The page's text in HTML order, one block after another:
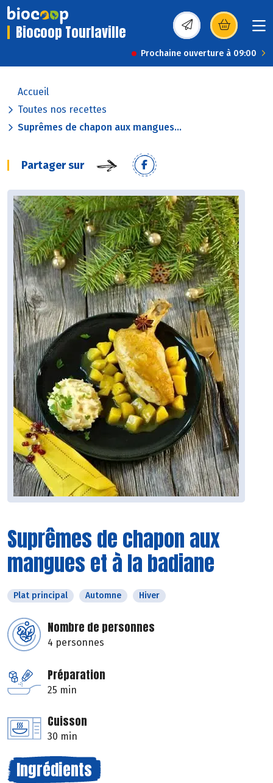
Biocoop Tourlaville (s’ouvre dans une
Prochaine ouverture à 09:00
Accueil
Toutes nos recettes
Suprêmes de chapon aux mangues...
Partager sur
Suprêmes de chapon aux
mangues et à la badiane
Plat principal Automne Hiver
Nombre de personnes
4 personnes
Préparation
25 min
Cuisson
30 min
Ingrédients